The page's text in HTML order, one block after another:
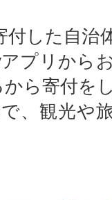
付した自治
プリから
ら寄付を
、観光や